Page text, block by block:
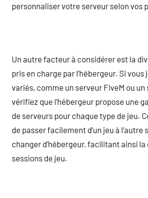
personnaliser votre serveur selon vos
Un autre facteur à considérer est la
pris en charge par l’hébergeur. Si
variés, comme un serveur FiveM ou un
vérifiez que l’hébergeur propose une
de serveurs pour chaque type de jeu.
de passer facilement d’un jeu à l’autre
changer d’hébergeur, facilitant ainsi
sessions de jeu.